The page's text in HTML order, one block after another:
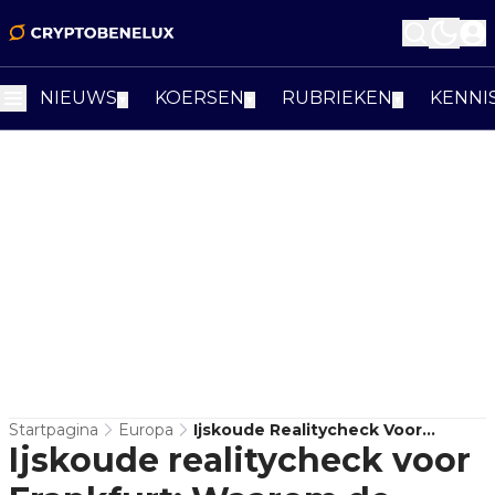
NIEUWS KOERSEN RUBRIEKEN
Startpagina Europa
Ijskoude Realitycheck Voor
Frankfurt: Waarom De
Cryptomarkt De Euro Massaal
Ijskoude realitycheck voor